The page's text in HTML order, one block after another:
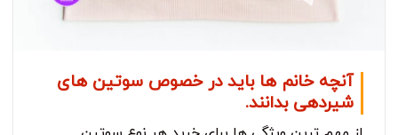
آنچه خانم ها باید در خصوص سوتین های
شیردهی بدانند.